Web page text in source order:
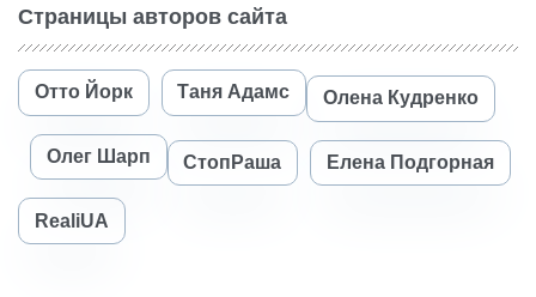
Страницы авторов сайта
Отто Йорк Таня Адамс Олена Кудренко
Олег Шарп СтопРаша Елена Подгорная
RealiUA